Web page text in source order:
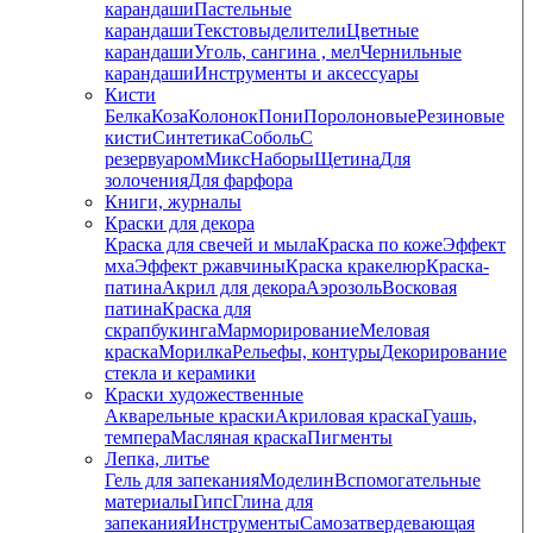
карандашиПастельные
карандашиТекстовыделителиЦветные
карандашиУголь, сангина , мелЧернильные
карандашиИнструменты и аксессуары
Кисти
БелкаКозаКолонокПониПоролоновыеРезиновые
кистиСинтетикаСобольС
резервуаромМиксНаборыЩетинаДля
золоченияДля фарфора
Книги, журналы
Краски для декора
Краска для свечей и мылаКраска по кожеЭффект
мхаЭффект ржавчиныКраска кракелюрКраска-
патинаАкрил для декораАэрозольВосковая
патинаКраска для
скрапбукингаМарморированиеМеловая
краскаМорилкаРельефы, контурыДекорирование
стекла и керамики
Краски художественные
Акварельные краскиАкриловая краскаГуашь,
темпераМасляная краскаПигменты
Лепка, литье
Гель для запеканияМоделинВспомогательные
материалыГипсГлина для
запеканияИнструментыСамозатвердевающая